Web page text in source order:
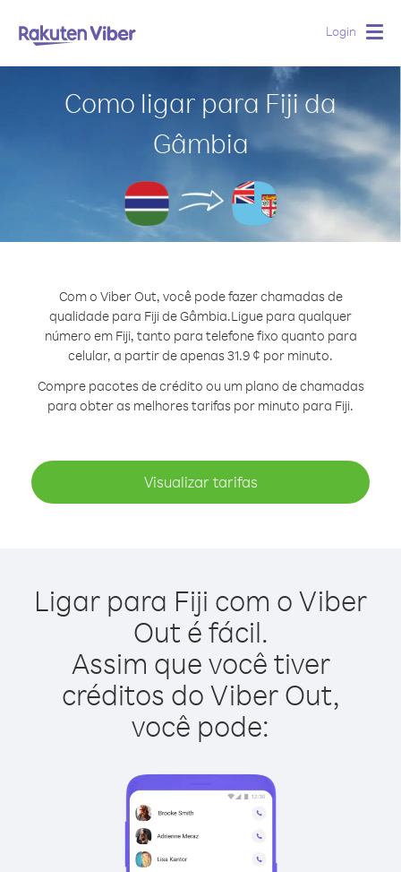
Login
Como ligar para Fiji da
Gâmbia
Com o Viber Out, você pode fazer chamadas de
qualidade para Fiji de Gâmbia.Ligue para qualquer
número em Fiji, tanto para telefone fixo quanto para
celular, a partir de apenas 31.9 ¢ por minuto.
Compre pacotes de crédito ou um plano de chamadas
para obter as melhores tarifas por minuto para Fiji.
Visualizar tarifas
Ligar para Fiji com o Viber
Out é fácil.
Assim que você tiver
créditos do Viber Out,
você pode: